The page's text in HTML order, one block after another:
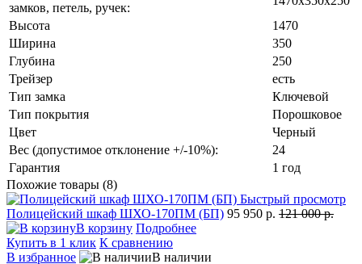
замков, петель, ручек:
Высота
1470
Ширина
350
Глубина
250
Трейзер
есть
Тип замка
Ключевой
Тип покрытия
Порошковое
Цвет
Черный
Вес (допустимое отклонение +/-10%):
24
Гарантия
1 год
Похожие товары (8)
Быстрый просмотр
Полицейский шкаф ШХО-170ПМ (БП) 95 950 р. 121 000 р.
В корзину Подробнее
Купить в 1 клик К сравнению
В избранное
В наличии